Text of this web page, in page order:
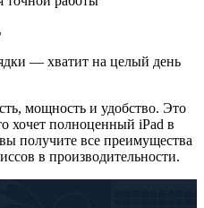
— хватит на целый день
мощность и удобство. Это
хочет полноценный iPad в
получите все преимущества
в производительности.